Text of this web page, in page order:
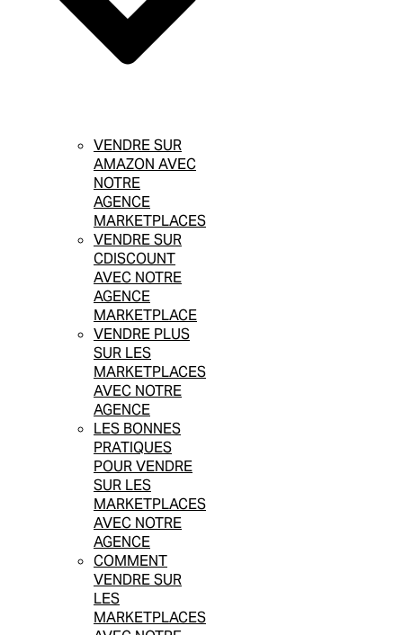
VENDRE SUR
AMAZON AVEC
NOTRE
AGENCE
MARKETPLACES
VENDRE SUR
CDISCOUNT
AVEC NOTRE
AGENCE
MARKETPLACE
VENDRE PLUS
SUR LES
MARKETPLACES
AVEC NOTRE
AGENCE
LES BONNES
PRATIQUES
POUR VENDRE
SUR LES
MARKETPLACES
AVEC NOTRE
AGENCE
COMMENT
VENDRE SUR
LES
MARKETPLACES